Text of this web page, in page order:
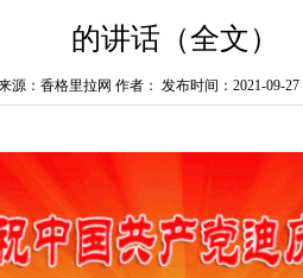
的讲话（全文）
源：香格里拉网 作者： 发布时间：2021-09-27